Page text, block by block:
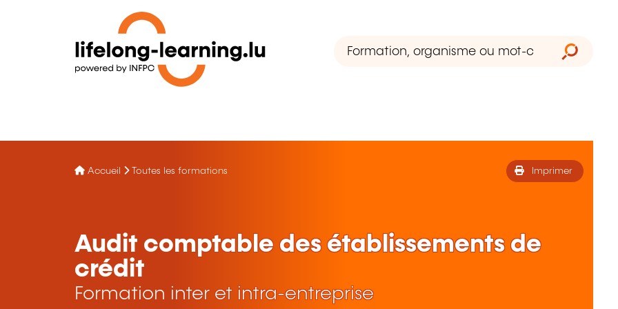
Accueil Toutes les formations Imprimer
Audit comptable des établissements de
crédit
Formation inter et intra-entreprise